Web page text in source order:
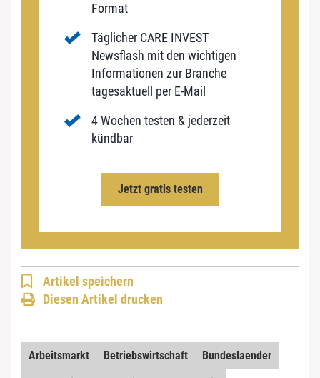
Format
Täglicher CARE INVEST
Newsflash mit den wichtigen
Informationen zur Branche
tagesaktuell per E-Mail
4 Wochen testen & jederzeit
kündbar
Jetzt gratis testen
Artikel speichern
Diesen Artikel drucken
Arbeitsmarkt Betriebswirtschaft
Bundeslaender